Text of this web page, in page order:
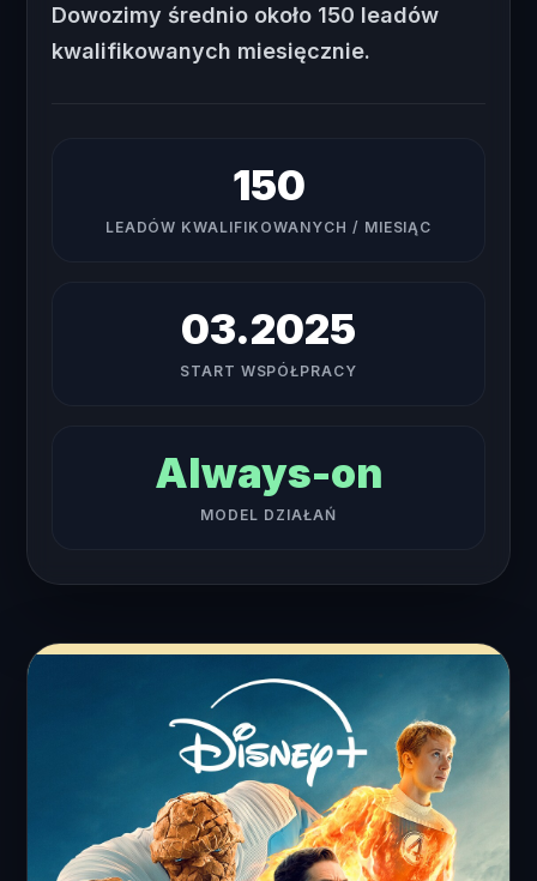
Dowozimy średnio około 150 leadów
kwalifikowanych miesięcznie.
150
LEADÓW KWALIFIKOWANYCH / MIESIĄC
03.2025
START WSPÓŁPRACY
Always-on
MODEL DZIAŁAŃ